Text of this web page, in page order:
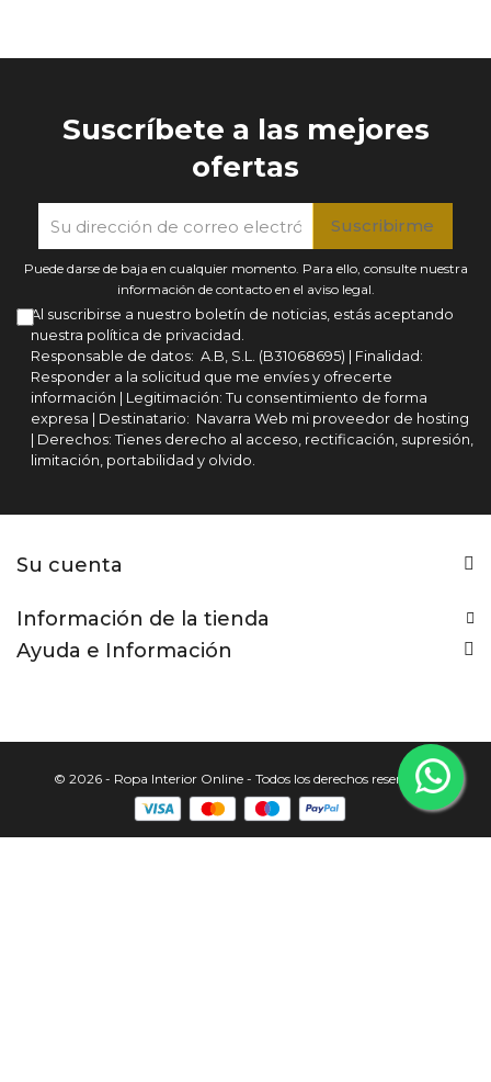
Suscríbete a las mejores
ofertas
Puede darse de baja en cualquier momento. Para ello, consulte nuestra
información de contacto en el aviso legal.
Al suscribirse a nuestro boletín de noticias, estás aceptando
nuestra política de privacidad.
Responsable de datos: A.B, S.L. (B31068695) | Finalidad:
Responder a la solicitud que me envíes y ofrecerte
información | Legitimación: Tu consentimiento de forma
expresa | Destinatario: Navarra Web mi proveedor de hosting
| Derechos: Tienes derecho al acceso, rectificación, supresión,
limitación, portabilidad y olvido.
Su cuenta
Información de la tienda
Ayuda e Información
© 2026 - Ropa Interior Online - Todos los derechos reservados